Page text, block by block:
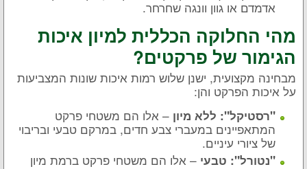
אדמדם או גוון וונגה שחרחר.
מהי החלוקה הכללית למיון איכות
הגימור של פרקטים?
מבחינה מקצועית, ישנן שלוש רמות איכות שונות המצביעות
על איכות הפרקט והן:
"רסטיקל": ללא מיון – אלו הם משטחי פרקט
המתאפיינים במעברי צבע חדים, במרקם טבעי ובריבוי
של ציורי עיניים.
"נטורל": טבעי – אלו הם משטחי פרקט ברמת מיון